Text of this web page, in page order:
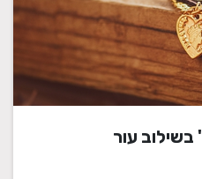
עור